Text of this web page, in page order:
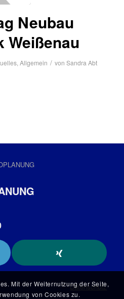
Neubau
Weißenau
,Allgemein / vonSandra Abt
Datenschutz
Mit der Weiternutzung der Seite,
von Cookies zu.